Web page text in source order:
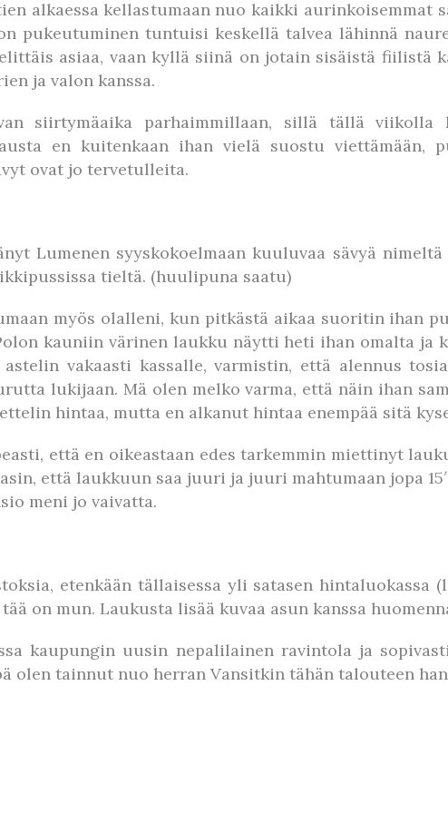
alkaessa kellastumaan nuo kaikki aurinkoisemmat
pukeutuminen tuntuisi keskellä talvea lähinnä
asiaa, vaan kyllä siinä on jotain sisäistä fiilistä
ja valon kanssa.
siirtymäaika parhaimmillaan, sillä tällä viikolla
en kuitenkaan ihan vielä suostu viettämään,
ovat jo tervetulleita.
Lumenen syyskokoelmaan kuuluvaa sävyä
tieltä. (huulipuna saatu)
myös olalleni, kun pitkästä aikaa suoritin ihan
kauniin värinen laukku näytti heti ihan omalta
vakaasti kassalle, varmistin, että alennus
lukijaan. Mä olen melko varma, että näin ihan
hintaa, mutta en alkanut hintaa enempää sitä
että en oikeastaan edes tarkemmin miettinyt
että laukkuun saa juuri ja juuri mahtumaan jopa
meni jo vaivatta.
etenkään tällaisessa yli satasen hintaluokassa
on mun. Laukusta lisää kuvaa asun kanssa
kaupungin uusin nepalilainen ravintola ja
olen tainnut nuo herran Vansitkin tähän talouteen